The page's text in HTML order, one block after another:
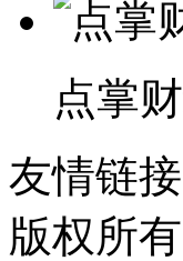
点掌
友情链接
版权所有